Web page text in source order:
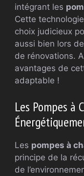
intégrant les
Cette
choix judicieux
aussi bien lors
de rénovations.
avantages de
adaptable !
Les Pompes à
Les pompes à
principe de la
de